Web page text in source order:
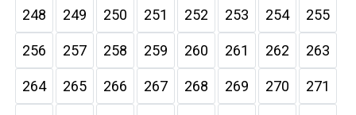
248 249 250 251 252 253 254 255
256 257 258 259 260 261 262 263
264 265 266 267 268 269 270 271